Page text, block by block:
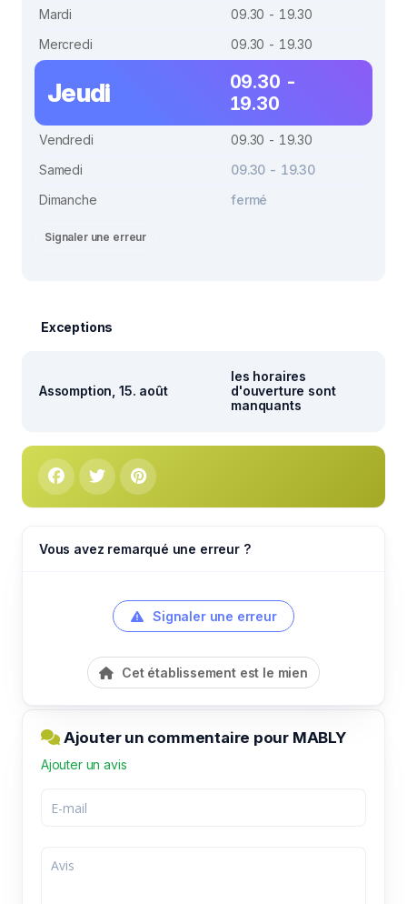
Mardi
09.30 - 19.30
Mercredi
09.30 - 19.30
Jeudi
09.30 -
19.30
Vendredi
09.30 - 19.30
Samedi
09.30 - 19.30
Dimanche
fermé
Signaler une erreur
Exceptions
Assomption, 15. août
les horaires
d'ouverture sont
manquants
Vous avez remarqué une erreur ?
Signaler une erreur
Cet établissement est le mien
Ajouter un commentaire pour MABLY
Ajouter un avis